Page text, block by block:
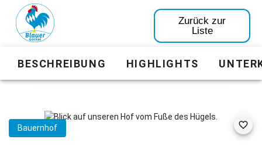
Zurück zur
Liste
BESCHREIBUNG HIGHLIGHTS
Bauernhof